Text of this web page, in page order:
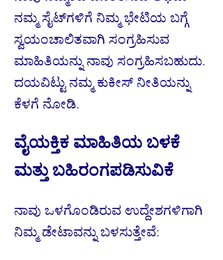
ನಮ್ಮ ಸೈಟ್‌ಗಳಿಗೆ ನಿಮ್ಮ ಭೇಟಿಯ ಬಗ್ಗೆ
ಸ್ವಯಂಚಾಲಿತವಾಗಿ ಸಂಗ್ರಹಿಸುವ
ಮಾಹಿತಿಯನ್ನು ನಾವು ಸಂಗ್ರಹಿಸಬಹುದು.
ದಯವಿಟ್ಟು ನಮ್ಮ ಕುಕೀಸ್ ನೀತಿಯನ್ನು
ಕೆಳಗೆ ನೋಡಿ.
ವೈಯಕ್ತಿಕ ಮಾಹಿತಿಯ ಬಳಕೆ
ಮತ್ತು ಬಹಿರಂಗಪಡಿಸುವಿಕೆ
ನಾವು ಒಳಗೊಂಡಿರುವ ಉದ್ದೇಶಗಳಿಗಾಗಿ
ನಿಮ್ಮ ಡೇಟಾವನ್ನು ಬಳಸುತ್ತೇವೆ: